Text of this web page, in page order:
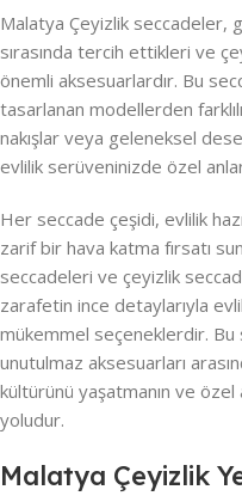
Malatya Çeyizlik seccadeler,
sırasında tercih ettikleri ve
önemli aksesuarlardır. Bu
tasarlanan modellerden
nakışlar veya geleneksel
evlilik serüveninizde özel
Her seccade çeşidi, evlilik
zarif bir hava katma fırsatı
seccadeleri ve çeyizlik
zarafetin ince detaylarıyla
mükemmel seçeneklerdir. Bu
unutulmaz aksesuarları
kültürünü yaşatmanın ve özel
yoludur.
Malatya Çeyizlik